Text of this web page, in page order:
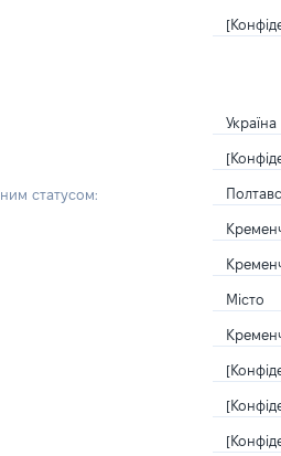
Україна
статусом:
Місто